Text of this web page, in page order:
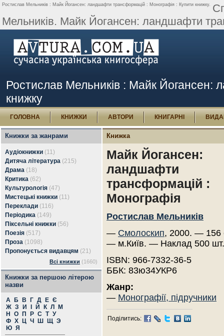
Ростислав Мельників : Майк Йогансен: ландшафти трансформацій : Монографія : Купити книжку.
Мельників. Майк Йогансен: ландшафти
Ростислав Мельників : Майк Йогансен:
книжку
ГОЛОВНА КНИЖКИ АВТОРИ КНИГАРНІ
Книжки за жанрами
Аудіокнижки (11)
Дитяча література (215)
Драма (18)
Критика (62)
Культурологія (47)
Мистецькі книжки (11)
Переклади (116)
Періодика (149)
Піксельні книжки (56)
Поезія (517)
Проза (1098)
Пропонується видавцям (21)
Всі книжки (1660)
Книжки за першою літерою
назви
А Б В Г Д Е Є
Ж З И Й К Л
М
Н
О П Р С Т У
Ф Х Ц Ч Ш Щ Э
Ю Я
Книжка
Майк Йогансен:
ландшафти
трансформацій :
Монографія
Ростислав Мельників
— Смолоскип, 2000. — 156
— м.Київ. — Наклад 500 шт.
ISBN: 966-7332-36-5
ББК: 83ю34УКР6
Жанр:
— Монографії, підручники
Поділитись: